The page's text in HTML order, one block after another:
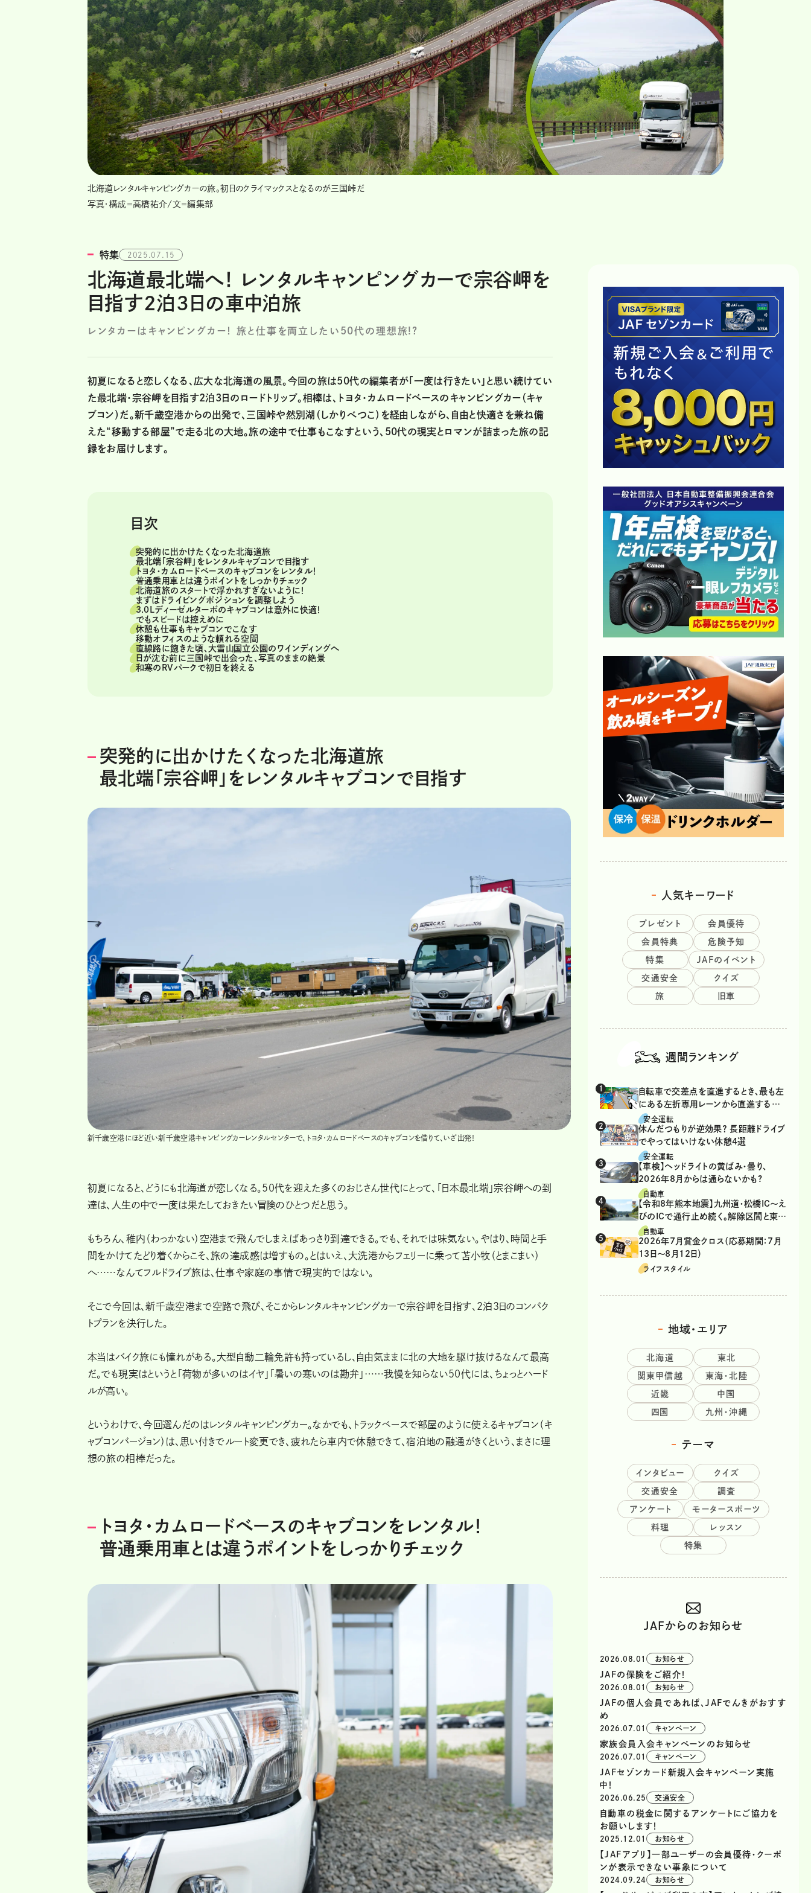
北海道レンタルキャンピングカーの旅。初日のクライマックスとなるのが三国峠だ
写真・構成＝高橋祐介/文＝編集部
特集 2025.07.15
北海道最北端へ！ レンタルキャンピングカーで宗谷岬を
目指す2泊3日の車中泊旅
レンタカーはキャンピングカー！ 旅と仕事を両立したい50代の理想旅!?
初夏になると恋しくなる、広大な北海道の風景。今回の旅は50代の編集者が「一度は行きたい」と思い続けてい
た最北端・宗谷岬を目指す2泊3日のロードトリップ。相棒は、トヨタ・カムロードベースのキャンピングカー（キャ
ブコン）だ。新千歳空港からの出発で、三国峠や然別湖（しかりべつこ）を経由しながら、自由と快適さを兼ね備
えた“移動する部屋”で走る北の大地。旅の途中で仕事もこなすという、50代の現実とロマンが詰まった旅の記
録をお届けします。
目次
突発的に出かけたくなった北海道旅
最北端「宗谷岬」をレンタルキャブコンで目指す
トヨタ・カムロードベースのキャブコンをレンタル！
普通乗用車とは違うポイントをしっかりチェック
北海道旅のスタートで浮かれすぎないように！
まずはドライビングポジションを調整しよう
3.0Lディーゼルターボのキャブコンは意外に快適！
でもスピードは控えめに
休憩も仕事もキャブコンでこなす
移動オフィスのような頼れる空間
直線路に飽きた頃、大雪山国立公園のワインディングへ
日が沈む前に三国峠で出会った、写真のままの絶景
和寒のRVパークで初日を終える
突発的に出かけたくなった北海道旅
最北端「宗谷岬」をレンタルキャブコンで目指す
新千歳空港にほど近い新千歳空港キャンピングカーレンタルセンターで、トヨタ・カムロードベースのキャブコンを借りて、いざ出発！
初夏になると、どうにも北海道が恋しくなる。50代を迎えた多くのおじさん世代にとって、「日本最北端」宗谷岬への到
達は、人生の中で一度は果たしておきたい冒険のひとつだと思う。
もちろん、稚内（わっかない）空港まで飛んでしまえばあっさり到達できる。でも、それでは味気ない。やはり、時間と手
間をかけてたどり着くからこそ、旅の達成感は増すもの。とはいえ、大洗港からフェリーに乗って苫小牧（とまこまい）
へ……なんてフルドライブ旅は、仕事や家庭の事情で現実的ではない。
そこで今回は、新千歳空港まで空路で飛び、そこからレンタルキャンピングカーで宗谷岬を目指す、2泊3日のコンパク
トプランを決行した。
本当はバイク旅にも憧れがある。大型自動二輪免許も持っているし、自由気ままに北の大地を駆け抜けるなんて最高
だ。でも現実はというと「荷物が多いのはイヤ」「暑いの寒いのは勘弁」……我慢を知らない50代には、ちょっとハード
ルが高い。
というわけで、今回選んだのはレンタルキャンピングカー。なかでも、トラックベースで部屋のように使えるキャブコン（キ
ャブコンバージョン）は、思い付きでルート変更でき、疲れたら車内で休憩できて、宿泊地の融通がきくという、まさに理
想の旅の相棒だった。
トヨタ・カムロードベースのキャブコンをレンタル！
普通乗用車とは違うポイントをしっかりチェック
人気キーワード
プレゼント 会員優待
会員特典 危険予知
特集 JAFのイベント
交通安全 クイズ
旅 旧車
週間ランキング
自転車で交差点を直進するとき、最も左
にある左折専用レーンから直進するの
は、違反？
安全運転
休んだつもりが逆効果？ 長距離ドライブ
でやってはいけない休憩4選
安全運転
【車検】ヘッドライトの黄ばみ・曇り、
2026年8月からは通らないかも?
自動車
【令和8年熊本地震】九州道・松橋IC～え
びのICで通行止め続く。解除区間と東九
州道の迂回ルート
自動車
2026年7月賞金クロス（応募期間：7月
13日～8月12日）
ライフスタイル
地域・エリア
北海道 東北
関東甲信越 東海・北陸
近畿 中国
四国 九州・沖縄
テーマ
インタビュー クイズ
交通安全 調査
アンケート モータースポーツ
料理 レッスン
特集
JAFからのお知らせ
2026.08.01 お知らせ
JAFの保険をご紹介！
2026.08.01 お知らせ
JAFの個人会員であれば、JAFでんきがおすす
め
2026.07.01 キャンペーン
家族会員入会キャンペーンのお知らせ
2026.07.01 キャンペーン
JAFセゾンカード新規入会キャンペーン実施
中！
2026.06.25 交通安全
自動車の税金に関するアンケートにご協力を
お願いします！
2025.12.01 お知らせ
【JAFアプリ】一部ユーザーの会員優待・クーポ
ンが表示できない事象について
2024.09.24 お知らせ